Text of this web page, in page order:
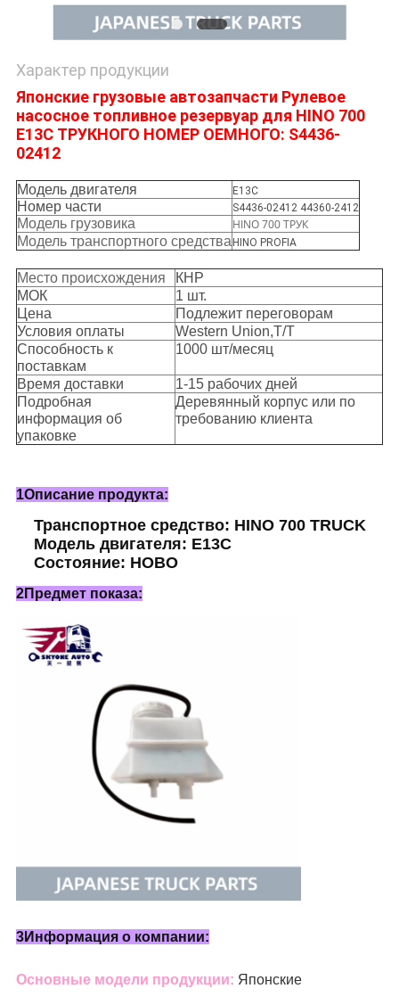
Характер продукции
Японские грузовые автозапчасти Рулевое
насосное топливное резервуар для HINO 700
E13C ТРУКНОГО НОМЕР ОЕМНОГО: S4436-
02412
Модель двигателя E13C
Номер части S4436-02412 44360-2412
Модель грузовика
HINO 700 ТРУК
Модель транспортного средства HINO PROFIA
Место происхождения
КНР
МОК
1 шт.
Цена
Подлежит переговорам
Условия оплаты
Western Union,T/T
Способность к
поставкам
1000 шт/месяц
Время доставки
1-15 рабочих дней
Подробная
информация об
упаковке
Деревянный корпус или по
требованию клиента
1Описание продукта:
Транспортное средство: HINO 700 TRUCK
Модель двигателя: E13C
Состояние: НОВО
2Предмет показа:
3Информация о компании:
Основные модели продукции: Японские